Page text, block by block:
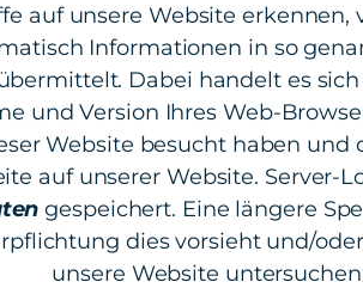
auf unsere Website
Informationen in so
Dabei handelt es
und Version Ihres Web-
Website besucht haben und
auf unserer Website. Server-
gespeichert. Eine längere
dies vorsieht und/
unsere Website